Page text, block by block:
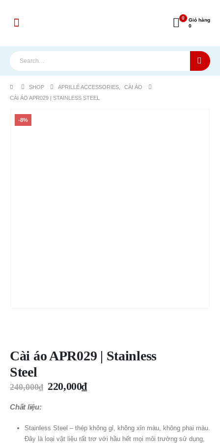
0
Giỏ hàng
0
SHOP APRILLÉ ACCESSORIES
CÀI ÁO
CÀI ÁO APR029 | STAINLESS STEEL
-8%
Cài áo APR029 | Stainless
Steel
240,000₫ 220,000₫
Chất liệu:
Stainless Steel – thép không gỉ, không xỉn màu, không phai màu.
Đây là loại vật liệu rất trơ với hầu hết mọi môi trường sử dụng,